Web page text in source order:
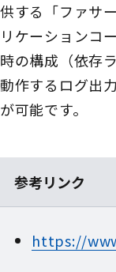
供する「ファサ
リケーションコ
時の構成（依存
動作するログ出
が可能です。
参考リンク
https://